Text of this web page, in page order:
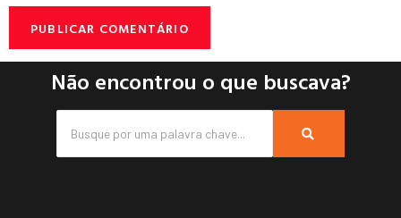
Não encontrou o que buscava?